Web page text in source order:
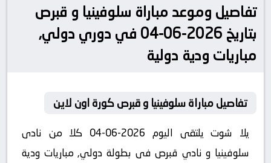
تفاصيل وموعد مباراة سلوفينيا و قبرص
بتاريخ 2026-06-04 في دوري دولي,
مباريات ودية دولية
تفاصيل مباراة سلوفينيا و قبرص كورة اون لاين
يلا شوت يلتقى اليوم 2026-06-04 كلا من نادى
سلوفينيا و نادي قبرص فى بطولة دولي, مباريات ودية